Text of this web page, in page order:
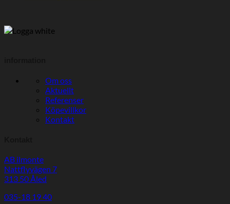
Om oss
Aktuellt
Referenser
Köpevillkor
Kontakt
AB ilmonte
Nattflyvägen 7
313 50 Åled
035-18 19 40